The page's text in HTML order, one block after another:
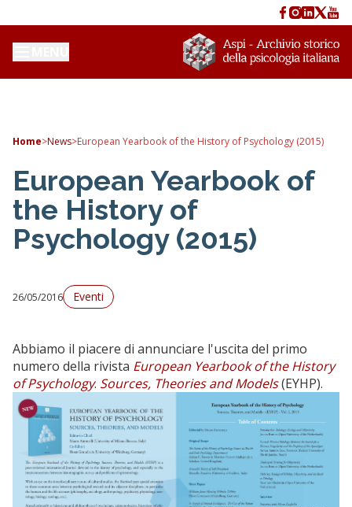
Home>News>European Yearbook of the History of Psychology (2015)
European Yearbook of
the History of
Psychology (2015)
26/05/2016 Eventi
Abbiamo il piacere di annunciare l'uscita del primo
numero della rivista European Yearbook of the History
of Psychology. Sources, Theories and Models(EYHP).